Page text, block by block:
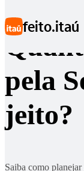
feito.itaú
pela
jeito?
Saiba como